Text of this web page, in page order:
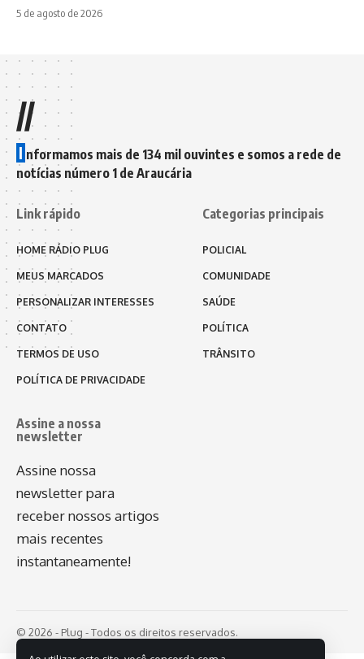
5 de agosto de 2026
//
I nformamos mais de 134 mil ouvintes e somos a rede de
notícias número 1 de Araucária
Link rápido
HOME RÁDIO PLUG
MEUS MARCADOS
PERSONALIZAR INTERESSES
CONTATO
TERMOS DE USO
POLÍTICA DE PRIVACIDADE
Categorias principais
POLICIAL
COMUNIDADE
SAÚDE
POLÍTICA
TRÂNSITO
Assine a nossa
newsletter
Assine nossa
newsletter para
receber nossos artigos
mais recentes
instantaneamente!
© 2026 - Plug - Todos os direitos reservados.